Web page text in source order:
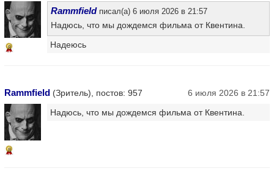
8
Rammfieldписал(а) 6 июля 2026 в 21:57
Надюсь, что мы дождемся фильма от Квентина.
Надеюсь
Rammfield (Зритель), постов: 957 6 июля 2026 в 21:57
8
Надюсь, что мы дождемся фильма от Квентина.